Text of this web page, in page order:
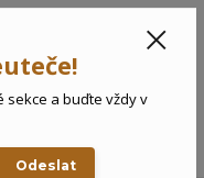
sekce a buďte vždy v
Odeslat